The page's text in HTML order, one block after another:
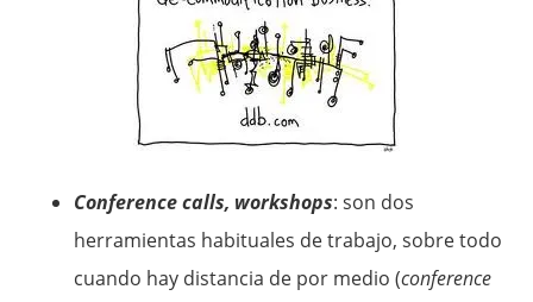
Conference calls, workshops: son dos
herramientas habituales de trabajo, sobre todo
cuando hay distancia de por medio (conference